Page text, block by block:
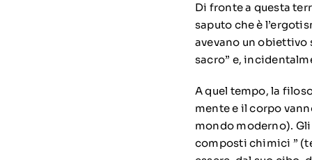
Di fronte a questa
saputo che è
avevano un obiettivo
sacro” e,
A quel tempo, la
mente e il corpo
mondo moderno).
composti chimici ”